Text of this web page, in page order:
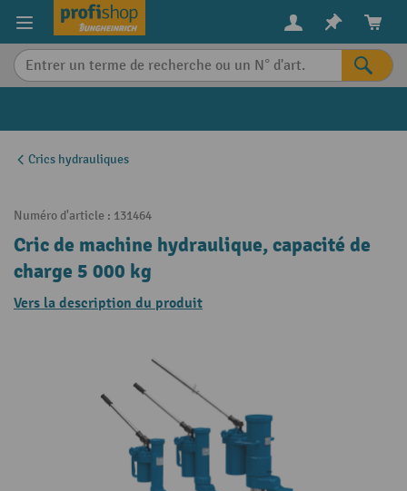
content
Crics hydrauliques
Numéro d'article : 131464
Cric de machine hydraulique, capacité de
charge 5 000 kg
Vers la description du produit